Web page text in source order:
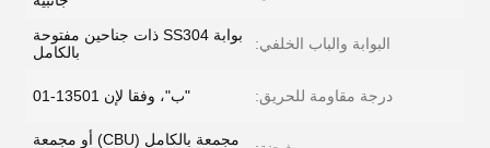
البوابة والباب الخلفي:
بوابة SS304 ذات جناحين مفتوحة
بالكامل
درجة مقاومة للحريق: "ب"، وفقا لإن 13501-01
مجمعة بالكامل (CBU) أو مجمعة